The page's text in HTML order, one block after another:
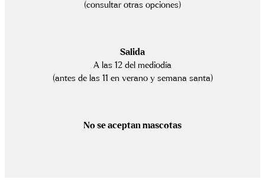
(consultar otras opciones)
Salida
A las 12 del mediodía
(antes de las 11 en verano y semana santa)
No se aceptan mascotas